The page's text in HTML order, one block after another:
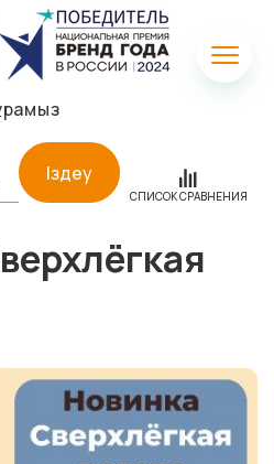
Іздеу
СПИСОК СРАВНЕНИЯ